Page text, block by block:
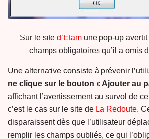
Sur le site d’Etam une pop-up avertit
champs obligatoires qu’il a omis
Une alternative consiste à prévenir
ne clique sur le bouton « Ajouter au
affichant l’avertissement au survol de
c’est le cas sur le site de La Redoute.
disparaissent dès que l’utilisateur
remplir les champs oubliés, ce qui